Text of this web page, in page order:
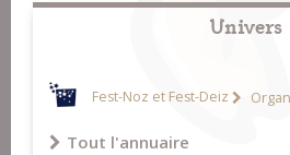
Univers
Fest-Noz et Fest-Deiz
Tout l'annuaire